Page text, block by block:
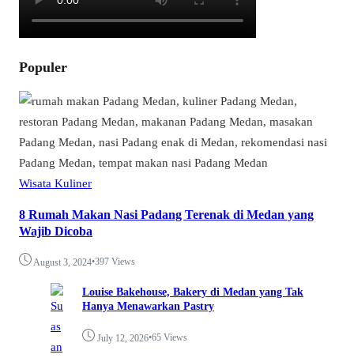
Populer
Wisata Kuliner
8 Rumah Makan Nasi Padang Terenak di Medan yang
Wajib Dicoba
August 3, 2024•397 Views
Louise Bakehouse, Bakery di Medan yang Tak
Hanya Menawarkan Pastry
July 12, 2026•65 Views